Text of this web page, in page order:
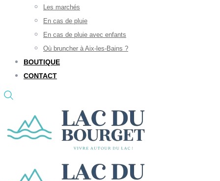
Les marchés
En cas de pluie
En cas de pluie avec enfants
Où bruncher à Aix-les-Bains ?
BOUTIQUE
CONTACT